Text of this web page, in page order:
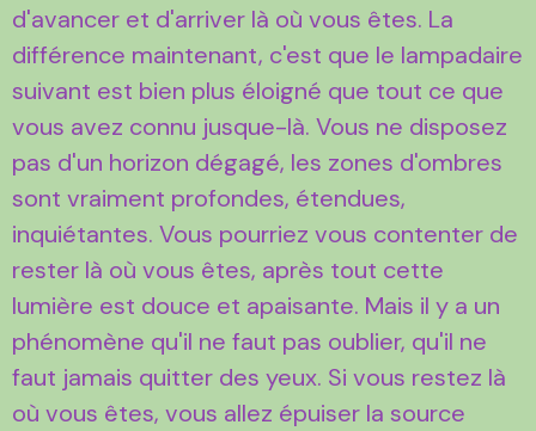
d'avancer et d'arriver là où vous êtes. La
différence maintenant, c'est que le lampadaire
suivant est bien plus éloigné que tout ce que
vous avez connu jusque-là. Vous ne disposez
pas d'un horizon dégagé, les zones d'ombres
sont vraiment profondes, étendues,
inquiétantes. Vous pourriez vous contenter de
rester là où vous êtes, après tout cette
lumière est douce et apaisante. Mais il y a un
phénomène qu'il ne faut pas oublier, qu'il ne
faut jamais quitter des yeux. Si vous restez là
où vous êtes, vous allez épuiser la source